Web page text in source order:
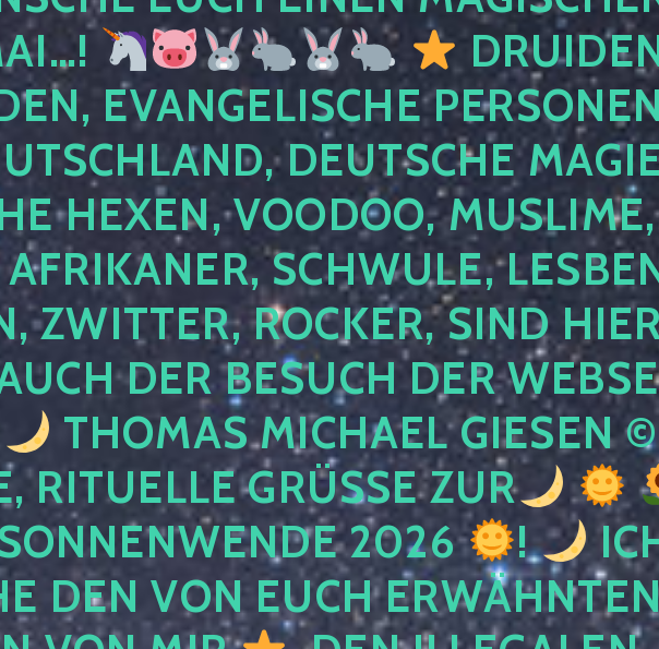
EVANGELISCHE
DEUTSCHE
HEXEN, VOODOO, MUSLIME,
SCHWULE,
ZWITTER, ROCKER, SIND
DER BESUCH DER
THOMAS MICHAEL GIESEN ©
RITUELLE GRÜSSE ZUR
2026
!
DEN VON EUCH